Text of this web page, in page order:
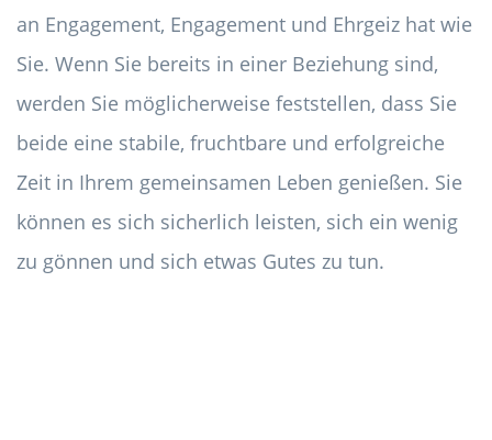
an Engagement, Engagement und Ehrgeiz hat wie
Sie. Wenn Sie bereits in einer Beziehung sind,
werden Sie möglicherweise feststellen, dass Sie
beide eine stabile, fruchtbare und erfolgreiche
Zeit in Ihrem gemeinsamen Leben genießen. Sie
können es sich sicherlich leisten, sich ein wenig
zu gönnen und sich etwas Gutes zu tun.